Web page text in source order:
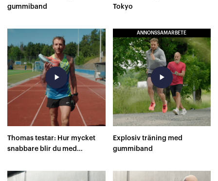
gummiband
Tokyo
play_arrow
Thomas testar: Hur mycket
snabbare blir du med
ANNONSSAMARBETE
play_arrow
Explosiv träning med
gummiband